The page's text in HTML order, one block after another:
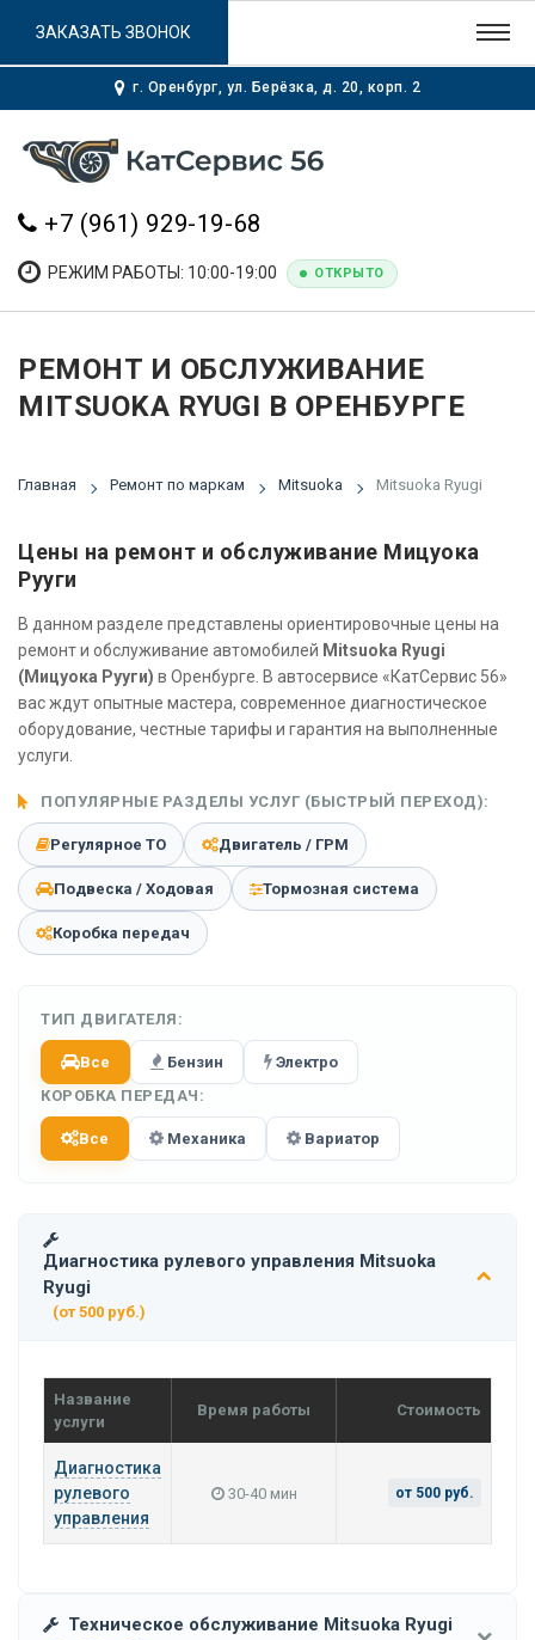
г. Оренбург, ул. Берёзка, д. 20, корп. 2
+7 (961) 929-19-68
РЕЖИМ РАБОТЫ: 10:00-19:00 ОТКРЫТО
ЗАКАЗАТЬ ЗВОНОК
РЕМОНТ И ОБСЛУЖИВАНИЕ
MITSUOKA RYUGI В ОРЕНБУРГЕ
Главная Ремонт по маркам Mitsuoka Mitsuoka Ryugi
Цены на ремонт и обслуживание Мицуока
Рууги
В данном разделе представлены ориентировочные цены на
ремонт и обслуживание автомобилей Mitsuoka Ryugi
(Мицуока Рууги) в Оренбурге. В автосервисе «КатСервис 56»
вас ждут опытные мастера, современное диагностическое
оборудование, честные тарифы и гарантия на выполненные
услуги.
ПОПУЛЯРНЫЕ РАЗДЕЛЫ УСЛУГ (БЫСТРЫЙ ПЕРЕХОД):
Регулярное ТО Двигатель / ГРМ
Подвеска / Ходовая Тормозная система
Коробка передач
ТИП ДВИГАТЕЛЯ:
Все Бензин
Электро
КОРОБКА ПЕРЕДАЧ:
Все Механика Вариатор
Диагностика рулевого управления Mitsuoka
Ryugi
(от 500 руб.)
Название
услуги
Время работы Стоимость
Диагностика
рулевого
управления
30-40 мин от 500 руб.
Техническое обслуживание Mitsuoka Ryugi